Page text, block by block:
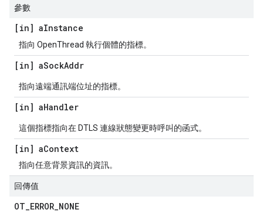
參數
[in] aInstance
指向 OpenThread 執行個體的指標。
[in] aSockAddr
指向遠端通訊端位址的指標。
[in] aHandler
這個指標指向在 DTLS 連線狀態變更時呼叫的函式。
[in] aContext
指向任意背景資訊的資訊。
回傳值
OT_ERROR_NONE